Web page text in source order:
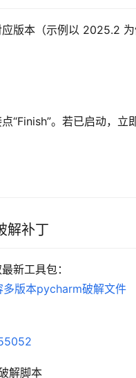
版本（示例以 2025.2 为
“Finish”。若已启动，立
解补丁
新工具包：
解脚本